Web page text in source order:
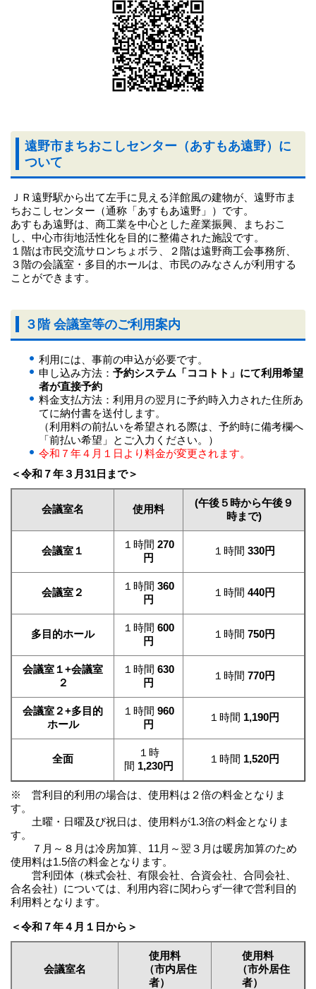
遠野市まちおこしセンター（あすもあ遠野）に
ついて
ＪＲ遠野駅から出て左手に見える洋館風の建物が、遠野市ま
ちおこしセンター（通称「あすもあ遠野」）です。
あすもあ遠野は、商工業を中心とした産業振興、まちおこ
し、中心市街地活性化を目的に整備された施設です。
１階は市民交流サロンちょボラ、２階は遠野商工会事務所、
３階の会議室・多目的ホールは、市民のみなさんが利用する
ことができます。
３階 会議室等のご利用案内
利用には、事前の申込が必要です。
申し込み方法： 予約システム「ココトト」にて利用希望
者が直接予約
料金支払方法：利用月の翌月に予約時入力された住所あ
てに納付書を送付します。
（利用料の前払いを希望される際は、予約時に備考欄へ
「前払い希望」とご入力ください。）
令和７年４月１日より料金が変更されます。
＜令和７年３月31日まで＞
会議室名 使用料
(午後５時から午後９
時まで)
会議室１
１時間 270
円
１時間 330円
会議室２
１時間 360
円
１時間 440円
多目的ホール
１時間 600
円
１時間 750円
会議室１+会議室
２
１時間 630
円
１時間 770円
会議室２+多目的
ホール
１時間 960
円
１時間 1,190円
全面
１時
間 1,230円
１時間 1,520円
※ 営利目的利用の場合は、使用料は２倍の料金となりま
す。
土曜・日曜及び祝日は、使用料が1.3倍の料金となりま
す。
７月～８月は冷房加算、11月～翌３月は暖房加算のため
使用料は1.5倍の料金となります。
営利団体（株式会社、有限会社、合資会社、合同会社、
合名会社）については、利用内容に関わらず一律で営利目的
利用料となります。
＜令和７年４月１日から＞
会議室名
使用料
（市内居住
者）
使用料
（市外居住
者）